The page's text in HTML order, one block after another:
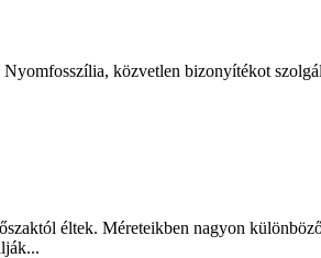
közvetlen bizonyítékot
éltek. Méreteikben nagyon